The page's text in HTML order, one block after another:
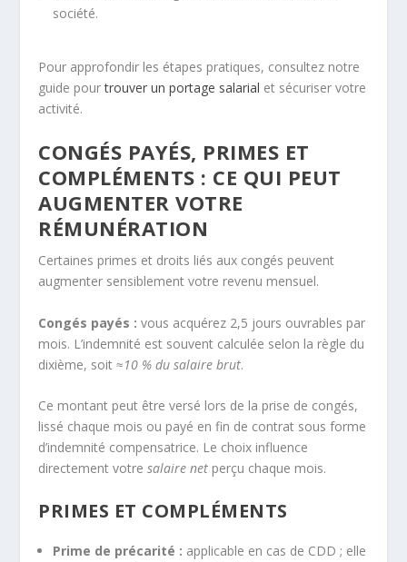
société.
Pour approfondir les étapes pratiques, consultez notre
guide pourtrouver un portage salarial et sécuriser votre
activité.
CONGÉS PAYÉS, PRIMES ET
COMPLÉMENTS : CE QUI PEUT
AUGMENTER VOTRE
RÉMUNÉRATION
Certaines primes et droits liés aux congés peuvent
augmenter sensiblement votre revenu mensuel.
Congés payés : vous acquérez 2,5 jours ouvrables par
mois. L’indemnité est souvent calculée selon la règle du
dixième, soit ≈10 % du salaire brut.
Ce montant peut être versé lors de la prise de congés,
lissé chaque mois ou payé en fin de contrat sous forme
d’indemnité compensatrice. Le choix influence
directement votresalaire net perçu chaque mois.
PRIMES ET COMPLÉMENTS
Prime de précarité : applicable en cas de CDD ; elle